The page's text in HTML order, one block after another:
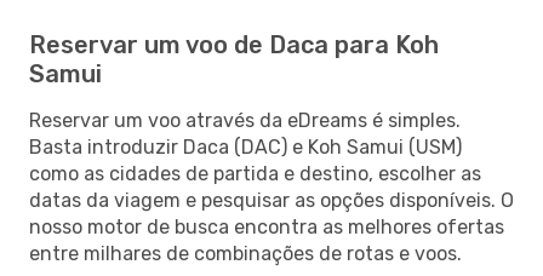
Reservar um voo de Daca para Koh
Samui
Reservar um voo através da eDreams é simples.
Basta introduzir Daca (DAC) e Koh Samui (USM)
como as cidades de partida e destino, escolher as
datas da viagem e pesquisar as opções disponíveis. O
nosso motor de busca encontra as melhores ofertas
entre milhares de combinações de rotas e voos.